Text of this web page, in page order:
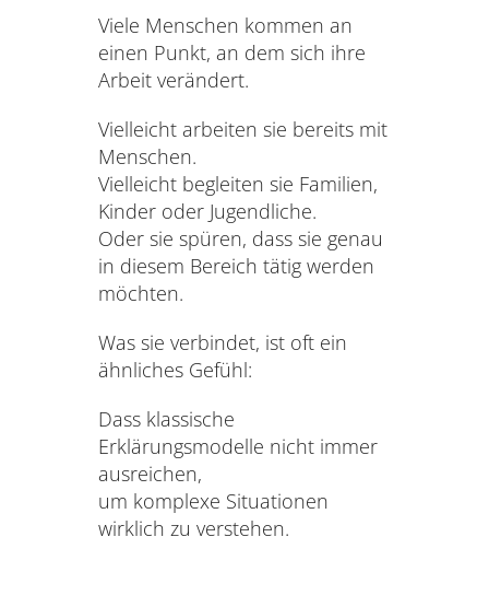
Viele Menschen kommen an
einen Punkt, an dem sich ihre
Arbeit verändert.
Vielleicht arbeiten sie bereits mit
Menschen.
Vielleicht begleiten sie Familien,
Kinder oder Jugendliche.
Oder sie spüren, dass sie genau
in diesem Bereich tätig werden
möchten.
Was sie verbindet, ist oft ein
ähnliches Gefühl:
Dass klassische
Erklärungsmodelle nicht immer
ausreichen,
um komplexe Situationen
wirklich zu verstehen.